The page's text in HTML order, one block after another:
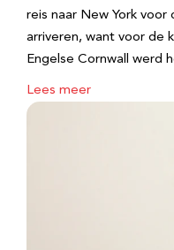
reis naar New York
arriveren, want voor de
Engelse Cornwall werd
Lees meer